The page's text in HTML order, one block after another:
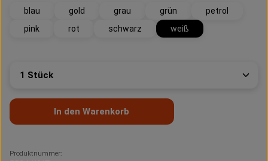
blau gold grau grün
petrol
pink
rot schwarz weiß
Produkt Anzahl: Gib den gewünschten Wert ein
In den Warenkorb
Produktnummer: